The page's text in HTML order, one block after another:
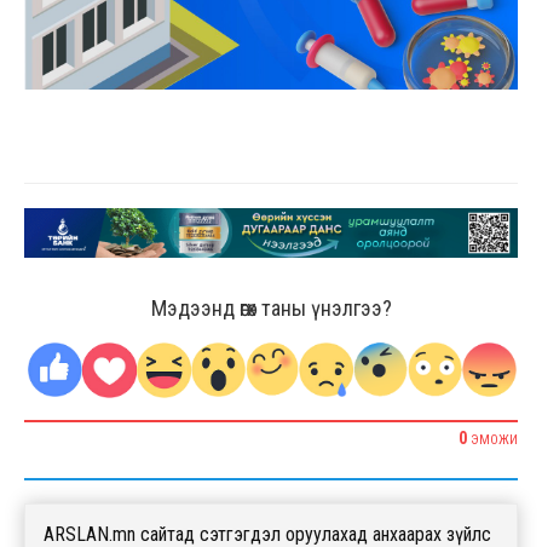
Мэдээнд өгөх таны үнэлгээ?
0 ЭМОЖИ
ARSLAN.mn сайтад сэтгэгдэл оруулахад анхаарах зүйлс